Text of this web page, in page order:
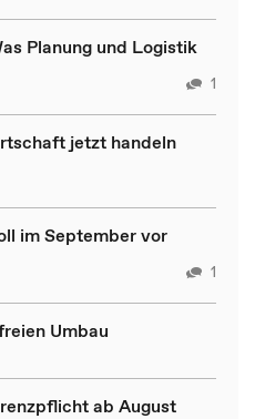
Planung und Logistik
1
jetzt handeln
im September vor
1
Umbau
ab August